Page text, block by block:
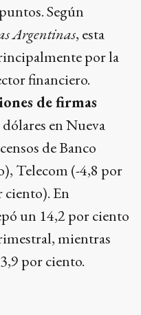
Según
Argentinas, esta
por la
financiero.
de firmas
en Nueva
de Banco
Telecom (-4,8 por
ciento). En
un 14,2 por ciento
mientras
por ciento.